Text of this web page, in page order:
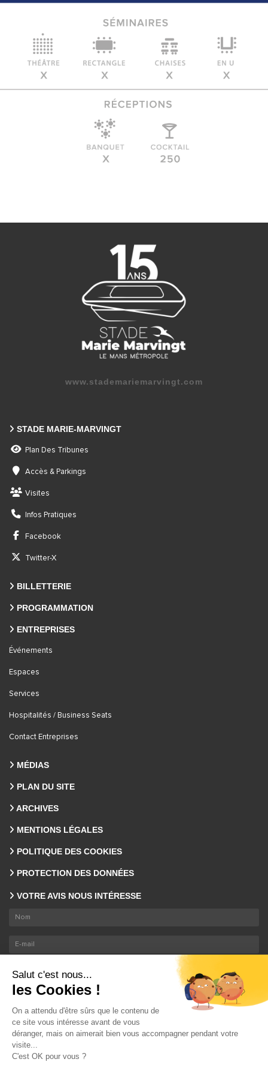
www.stademariemarvingt.com
STADE MARIE-MARVINGT
Plan Des Tribunes
Accès & Parkings
Visites
Infos Pratiques
Facebook
Twitter-X
BILLETTERIE
PROGRAMMATION
ENTREPRISES
Événements
Espaces
Services
Hospitalités / Business Seats
Contact Entreprises
MÉDIAS
PLAN DU SITE
ARCHIVES
MENTIONS LÉGALES
POLITIQUE DES COOKIES
PROTECTION DES DONNÉES
VOTRE AVIS NOUS INTÉRESSE
En envoyant ce formulaire, nous collectons votre email et nom. En savoir plus sur le